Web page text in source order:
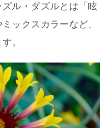
ル・ダズルとは「眩
ックスカラーなど、
。